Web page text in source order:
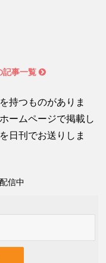
記事一覧
持つものがありま
ームページで掲載し
日刊でお送りしま
信中